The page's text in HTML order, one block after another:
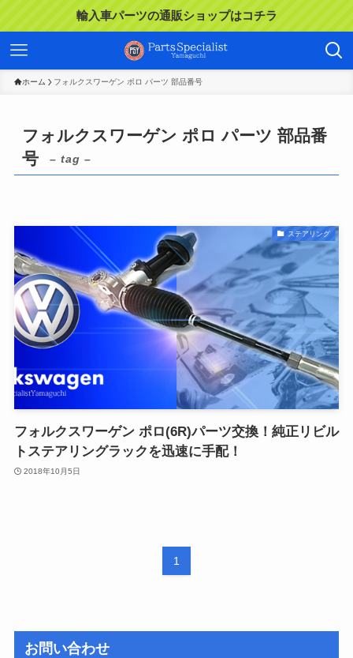
輸入車パーツの通販ショップはコチラ
ホーム フォルクスワーゲン ポロ パーツ 部品番号
フォルクスワーゲン ポロ パーツ 部品番
号
– tag –
ステアリング
フォルクスワーゲン ポロ(6R)パーツ交換！純正リビル
トステアリングラックを迅速に手配！
2018年10月5日
1
お問い合わせ